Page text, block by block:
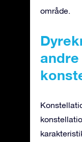
område.
andre